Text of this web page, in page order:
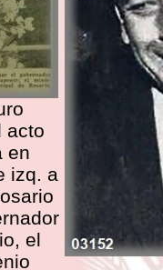
acto
en
izq. a
el